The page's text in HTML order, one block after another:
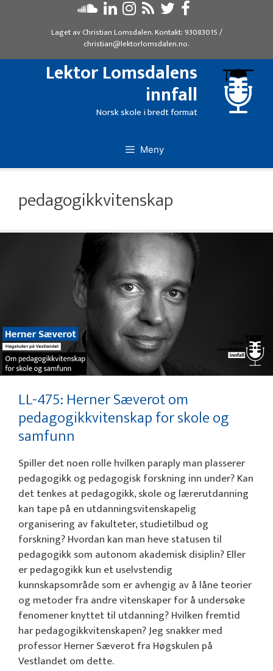
Laget avChristian Lomsdalen. Kontakt: 93083015/
christian@lektorlomsdalen.no.
Lektor Lomsdalens
innfall
Norsk skole i bredt format
Meny
pedagogikkvitenskap
LL-475: Herner Sæverot om
pedagogikkvitenskap for skole og
samfunn
Spiller det noen rolle hvilken paraply man plasserer
pedagogikk og pedagogisk forskning inn under? Kan
det tenkes at pedagogikk, skole og lærerutdanning
kan tape på en utdanningsvitenskapelig
organisering av fakulteter, studietilbud og
forskning? Hvordan kan man heve statusen til
pedagogikk som autonom akademisk disiplin? Eller
er pedagogikk kun et uselvstendig
kunnskapsområde som er avhengig av å låne teorier
og metoder fra andre vitenskaper for å undersøke
fenomener knyttet til utdanning? Hvilken fremtid
har pedagogikkvitenskapen? Jeg snakker med
professor Herner Sæverot fra Høgskulen på
Vestlandet om dette.